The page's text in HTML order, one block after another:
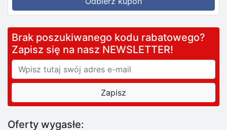
Brak poszukiwanego kodu rabatowego?
Zapisz się na nasz NEWSLETTER!
Oferty wygasłe: